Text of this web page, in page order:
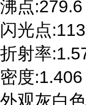
沸点
闪光点
折射率
密度:1.406
外观灰白